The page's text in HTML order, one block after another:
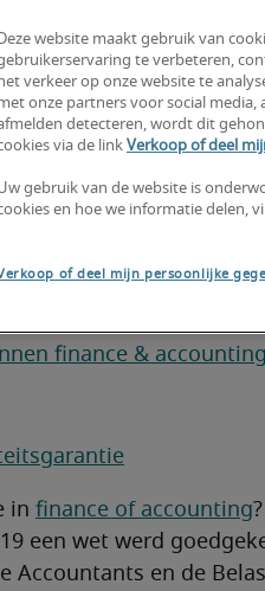
finance & accounting
in finance of accounting
een wet werd
Accountants en de
Deze website maakt gebruik van
te verbeteren,
het verkeer op onze website te
onze partners voor social media,
detecteren, wordt dit
via de link Verkoop of deel
gebruik van de website is
en hoe we informatie delen,
of deel mijn persoonlijke